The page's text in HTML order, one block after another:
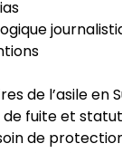
de l’asile en
de fuite et
de